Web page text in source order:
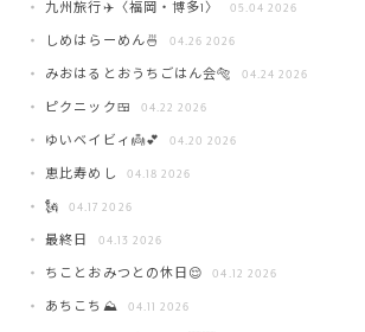
九州旅行✈️〈福岡・博多1〉 05.04 2026
しめはらーめん🍜 04.26 2026
みおはるとおうちごはん会🐅 04.24 2026
ピクニック🍱 04.22 2026
ゆいベイビィ👼💕 04.20 2026
恵比寿めし 04.18 2026
🗽 04.17 2026
最終日 04.13 2026
ちことおみつとの休日😌 04.12 2026
あちこち⛰️ 04.11 2026